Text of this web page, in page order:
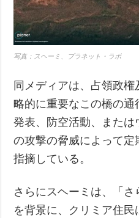
写真：スヘーミ、プラネット・ラボ
同メディアは、占領政
略的に重要なこの橋の
発表、防空活動、また
の攻撃の脅威によって定
指摘している。
さらにスヘーミは、「
を背景に、クリミア住